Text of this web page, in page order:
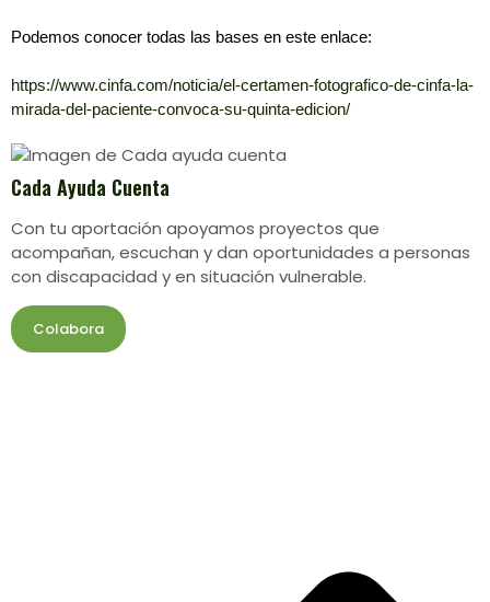
Podemos conocer todas las bases en este enlace:
https://www.cinfa.com/noticia/el-certamen-fotografico-de-cinfa-la-
mirada-del-paciente-convoca-su-quinta-edicion/
Cada Ayuda Cuenta
Con tu aportación apoyamos proyectos que
acompañan, escuchan y dan oportunidades a personas
con discapacidad y en situación vulnerable.
Colabora